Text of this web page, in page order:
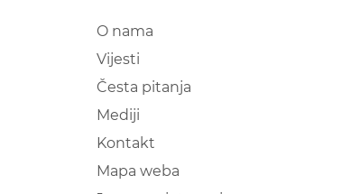
O nama
Vijesti
Česta pitanja
Mediji
Kontakt
Mapa weba